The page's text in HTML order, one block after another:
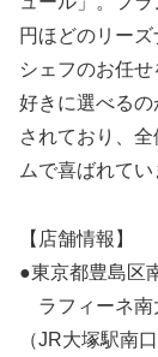
円ほどのリー
シェフのお任
好きに選べる
されており、
ムで喜ばれてい
【店舗情報】
●東京都豊島区
ラフィーネ南
（JR大塚駅南